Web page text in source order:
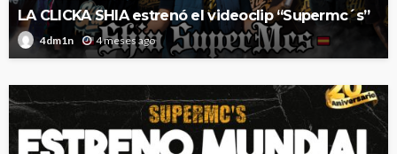
LA CLICKA SHIA estrenó el videoclip “Supermc´s”
4dm1n 4 meses ago